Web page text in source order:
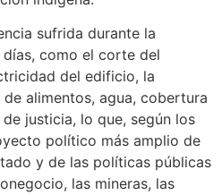
sufrida durante la
como el corte del
del edificio, la
alimentos, agua, cobertura
justicia, lo que, según los
político más amplio de
y de las políticas públicas
las mineras, las